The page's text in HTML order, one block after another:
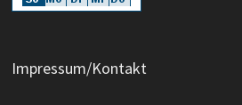
Impressum/Kontakt